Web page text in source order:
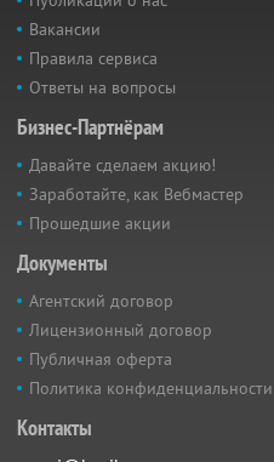
Вакансии
Правила сервиса
Ответы на вопросы
Бизнес-Партнёрам
Давайте сделаем акцию!
Заработайте, как Вебмастер
Прошедшие акции
Документы
Агентский договор
Лицензионный договор
Публичная оферта
Политика конфиденциальности
Контакты